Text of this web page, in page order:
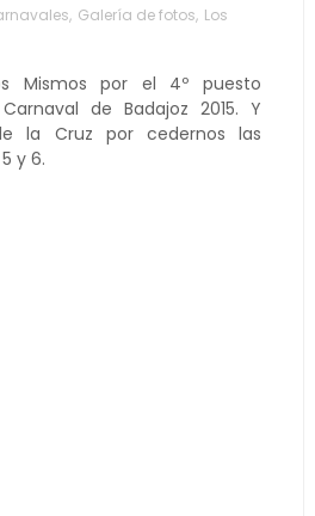
, Galería de fotos, Los
Mismos por el 4º puesto
de Badajoz 2015. Y
la Cruz por cedernos las
y 6.